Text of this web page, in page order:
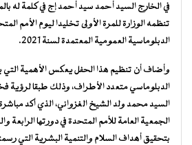
في الخارج السيد أحمد سيد أحمد إج في كلمة له
تنظمه الوزارة للمرة الأولى تخليدا ليوم الأمم
الدبلوماسية العمومية المعتمدة لسنة 2021.
وأضاف أن تنظيم هذا الحفل يعكس الأهمية التي
الدبلوماسي متعدد الأطراف، وذلك طبقا لرؤية
السيد محمد ولد الشيخ الغزواني، الذي أكد
الجمعية العامة للأمم المتحدة في دورتها الرابعة
بتحقيق أهداف السلام والتنمية البشرية التي